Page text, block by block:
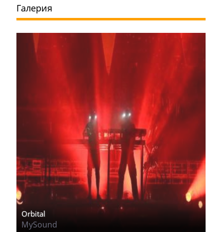
Галерия
Orbital
MySound